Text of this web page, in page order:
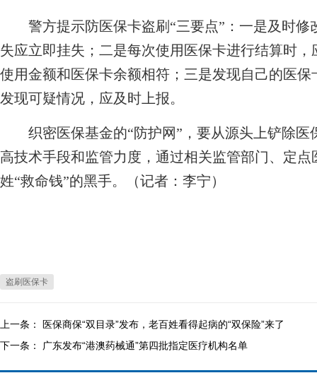
警方提示防医保卡盗刷“三要点”：一是及时修
失应立即挂失；二是每次使用医保卡进行结算时
使用金额和医保卡余额相符；三是发现自己的医
发现可疑情况，应及时上报。
织密医保基金的“防护网”，要从源头上铲除医
高技术手段和监管力度，通过相关监管部门、定
姓“救命钱”的黑手。（记者：李宁）
盗刷医保卡
上一条：
医保商保“双目录”发布，老百姓看得起病的“双保险”来了
下一条：
广东发布“港澳药械通”第四批指定医疗机构名单